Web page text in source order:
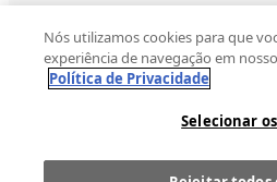
Paulo/SP, CEP 02029-001,
2013 Fast Shop - Todos os
Nós utilizamos cookies para que
experiência de navegação em
Política de Privacidade
Selecionar